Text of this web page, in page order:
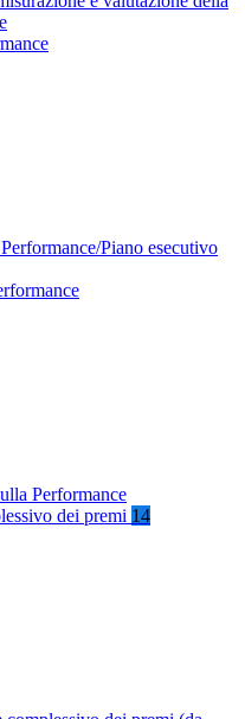
Piano esecutivo
Performance
dei premi 14